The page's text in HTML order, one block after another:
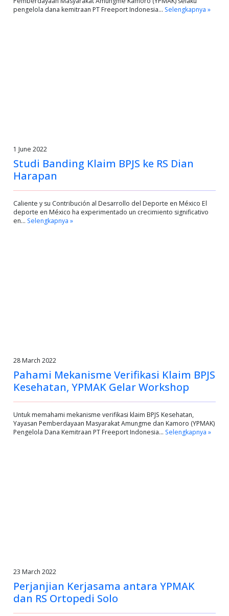
pengelola dana kemitraan PT Freeport Indonesia… Selengkapnya »
1 June 2022
Studi Banding Klaim BPJS ke RS Dian
Harapan
Caliente y su Contribución al Desarrollo del Deporte en México El
deporte en México ha experimentado un crecimiento significativo
en… Selengkapnya »
28 March 2022
Pahami Mekanisme Verifikasi Klaim BPJS
Kesehatan, YPMAK Gelar Workshop
Untuk memahami mekanisme verifikasi klaim BPJS Kesehatan,
Yayasan Pemberdayaan Masyarakat Amungme dan Kamoro (YPMAK)
Pengelola Dana Kemitraan PT Freeport Indonesia… Selengkapnya »
23 March 2022
Perjanjian Kerjasama antara YPMAK
dan RS Ortopedi Solo